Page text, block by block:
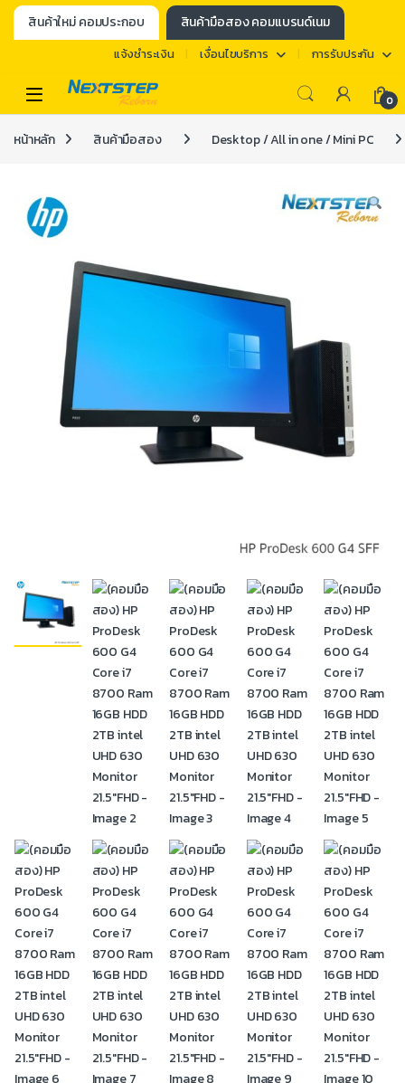
สินค้าใหม่ คอมประกอบ สินค้ามือสอง คอมแบรนด์เนม
แจ้งชำระเงิน เงื่อนไขบริการ การรับประกัน
0
หน้าหลัก สินค้ามือสอง Desktop / All in one / Mini PC